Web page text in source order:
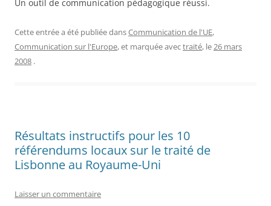
Un outil de communication pédagogique réussi.
Cette entrée a été publiée dansCommunication de l'UE,
Communication sur l'Europe, et marquée avectraité, le26 mars
2008 .
Résultats instructifs pour les 10
référendums locaux sur le traité de
Lisbonne au Royaume-Uni
Laisser un commentaire